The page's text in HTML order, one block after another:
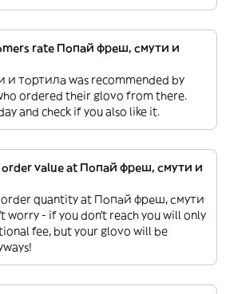
rate Попай фреш, смути и
тортила was recommended by
ordered their glovo from there.
and check if you also like it.
order value at Попай фреш, смути и
order quantity at Попай фреш, смути
worry - if you don’t reach you will only
fee, but your glovo will be